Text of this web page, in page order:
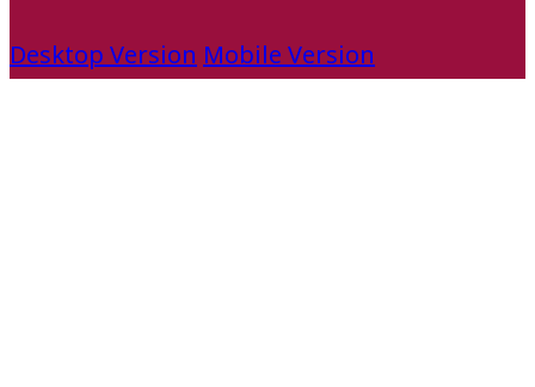
Desktop Version Mobile Version